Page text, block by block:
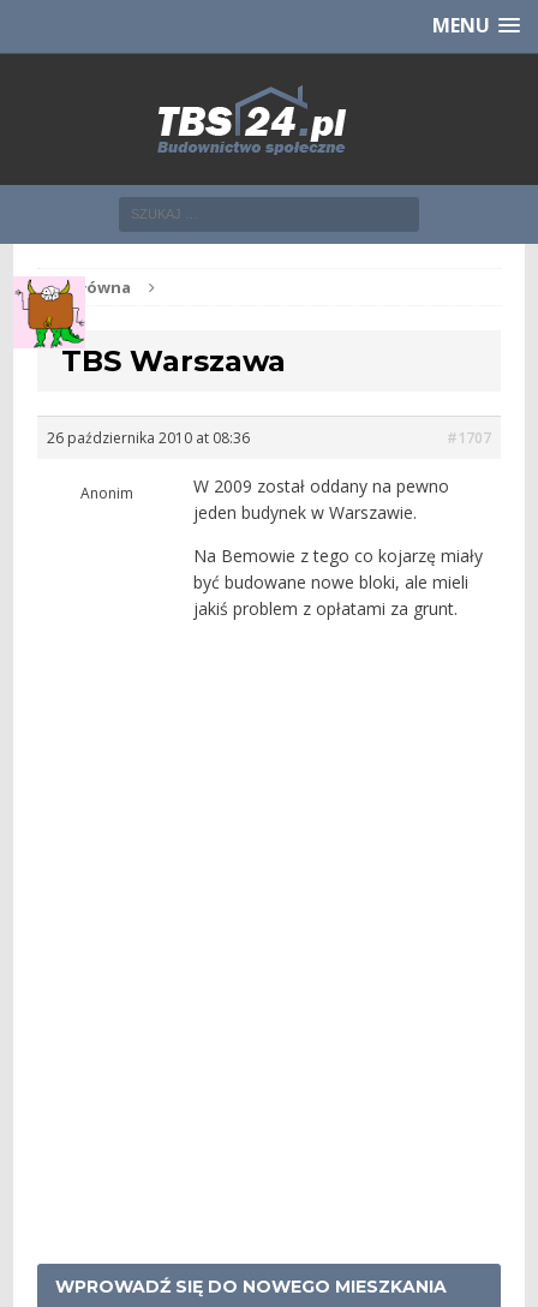
CHCĘ [klik]MENU
Str. główna
TBS Warszawa
26 października 2010 at 08:36 #1707
Anonim
W 2009 został oddany na pewno
jeden budynek w Warszawie.
Na Bemowie z tego co kojarzę miały
być budowane nowe bloki, ale mieli
jakiś problem z opłatami za grunt.
WPROWADŹ SIĘ DO NOWEGO MIESZKANIA